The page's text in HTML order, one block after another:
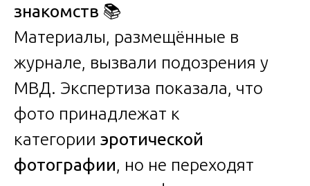
знакомств 📚
Материалы, размещённые в
журнале, вызвали подозрения у
МВД. Экспертиза показала, что
фото принадлежат к
категории эротической
фотографии, но не переходят